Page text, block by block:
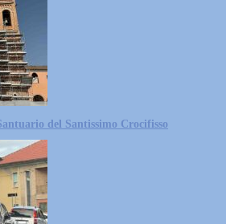
del Santissimo Crocifisso